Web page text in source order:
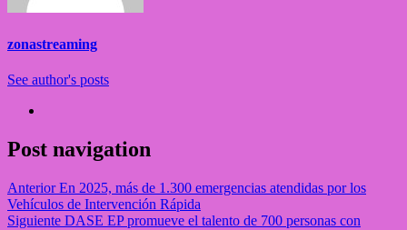
zonastreaming
See author's posts
Post navigation
AnteriorEn 2025, más de 1.300 emergencias atendidas por los
Vehículos de Intervención Rápida
Siguiente DASE EP promueve el talento de 700 personas con